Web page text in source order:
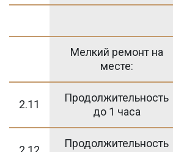
Мелкий ремонт на
месте:
2.11
Продолжительность
до 1 часа
Продолжительность